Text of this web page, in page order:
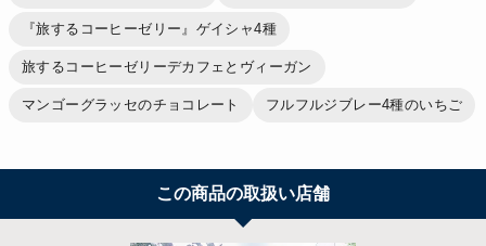
『旅するコーヒーゼリー』ゲイシャ4種
旅するコーヒーゼリーデカフェとヴィーガン
マンゴーグラッセのチョコレート フルフルジブレー4種のいちご
この商品の取扱い店舗